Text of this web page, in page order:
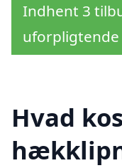
Indhent 3
uforpligtende
Hvad